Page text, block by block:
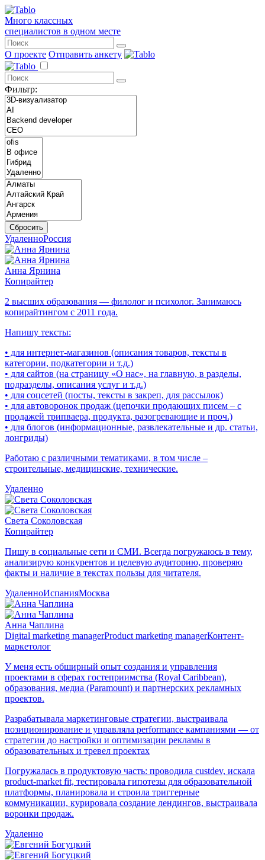
Много классных
специалистов в одном месте
О проекте Отправить анкету
Каталог фрилансеров для
Фильтр:
Сбросить
УдаленноРоссия
Анна Ярнина
Копирайтер
2 высших образования — филолог и психолог. Занимаюсь
копирайтингом с 2011 года.
Напишу тексты:
• для интернет-магазинов (описания товаров, тексты в
категории, подкатегории и т.д.)
• для сайтов (на страницу «О нас», на главную, в разделы,
подразделы, описания услуг и т.д.)
• для соцсетей (посты, тексты в закреп, для рассылок)
• для автоворонок продаж (цепочки продающих писем – с
продажей трипваера, продукта, разогревающие и проч.)
• для блогов (информационные, развлекательные и др. статьи,
лонгриды)
Работаю с различными тематиками, в том числе –
строительные, медицинские, технические.
Удаленно
Света Соколовская
Копирайтер
Пишу в социальные сети и СМИ. Всегда погружаюсь в тему,
анализирую конкурентов и целевую аудиторию, проверяю
факты и наличие в текстах пользы для читателя.
УдаленноИспанияМосква
Анна Чаплина
Digital marketing managerProduct marketing managerКонтент-
маркетолог
У меня есть обширный опыт создания и управления
проектами в сферах гостеприимства (Royal Caribbean),
образования, медиа (Paramount) и партнерских рекламных
проектов.
Разрабатывала маркетинговые стратегии, выстраивала
позиционирование и управляла performance кампаниями — от
стратегии до настройки и оптимизации рекламы в
образовательных и тревел проектах
Погружалась в продуктовую часть: проводила custdev, искала
product-market fit, тестировала гипотезы для образовательной
платформы, планировала и строила триггерные
коммуникации, курировала создание лендингов, выстраивала
воронки продаж.
Удаленно